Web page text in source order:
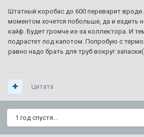
Штатный коробас до 600 переварит
моментом хочется побольше, да и ездить
кайф. Будет громче из-за коллектора. И
подрастет под капотом. Попробую с
равно надо брать для труб вокруг
Цитата
1 год спустя...